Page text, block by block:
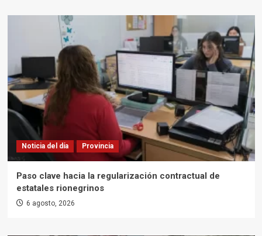
Noticia del día Provincia
Paso clave hacia la regularización contractual de
estatales rionegrinos
6 agosto, 2026